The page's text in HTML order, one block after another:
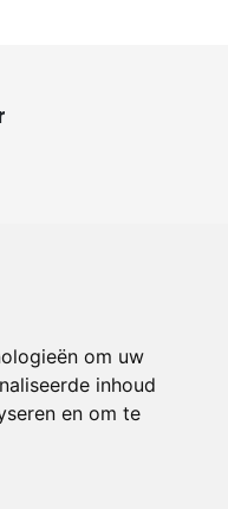
om uw
inhoud
en om te